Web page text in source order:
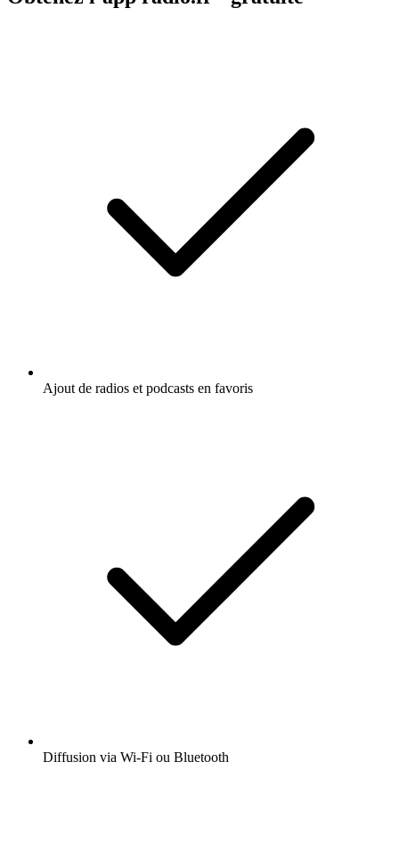
Ajout de radios et podcasts en favoris
Diffusion via Wi-Fi ou Bluetooth